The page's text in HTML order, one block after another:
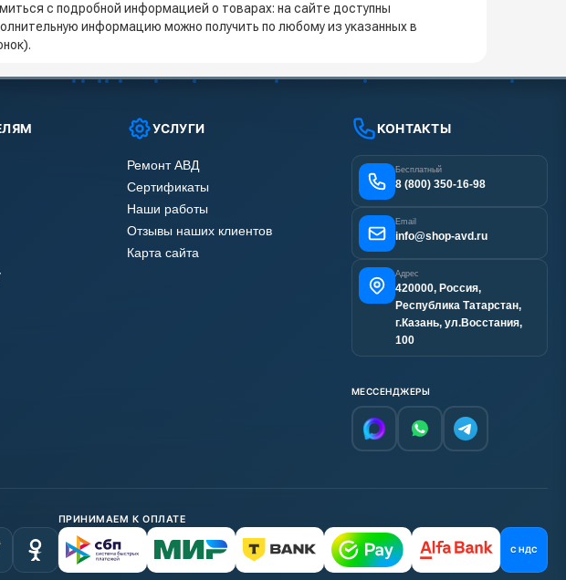
с подробной информацией о товарах: на сайте доступны
информацию можно получить по любому из указанных в
УСЛУГИ
Ремонт АВД
Сертификаты
Наши работы
Отзывы наших клиентов
Карта сайта
КОНТАКТЫ
Бесплатный
8 (800) 350-16-98
Email
info@shop-avd.ru
Адрес
420000, Россия,
Республика Татарстан,
г.Казань, ул.Восстания,
100
МЕССЕНДЖЕРЫ
ПРИНИМАЕМ К ОПЛАТЕ
С НДС